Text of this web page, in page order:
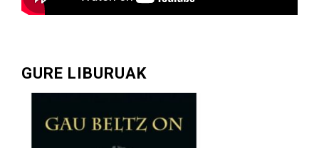
GURE LIBURUAK